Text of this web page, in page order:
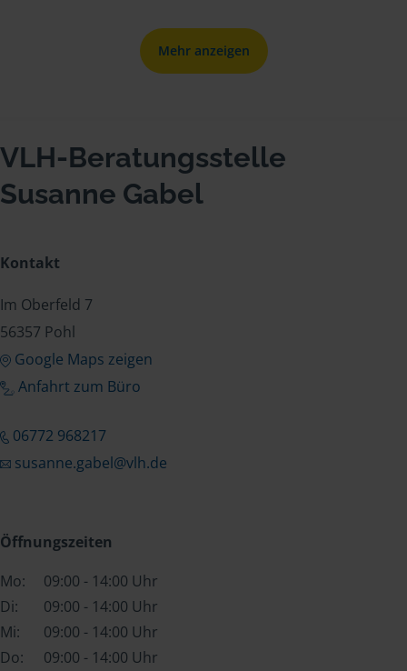
Mehr anzeigen
VLH-Beratungsstelle
Susanne Gabel
Kontakt
Im Oberfeld 7
56357 Pohl
Google Maps zeigen
Anfahrt zum Büro
06772 968217
susanne.gabel@vlh.de
Öffnungszeiten
Mo:
09:00 - 14:00 Uhr
Di:
09:00 - 14:00 Uhr
Mi:
09:00 - 14:00 Uhr
Do:
09:00 - 14:00 Uhr